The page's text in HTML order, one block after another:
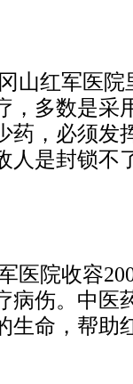
红军医院
，多数是采
药，必须发
人是封锁不
院收容
病伤。中医
生命，帮助